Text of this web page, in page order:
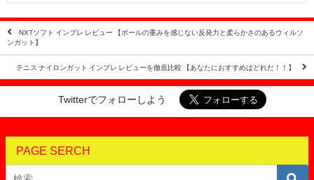
NXTソフト インプレ レビュー 【ボールの重みを感じない反発力と柔らかさのあるウィルソ
ンガット】
テニス ナイロンガット インプレ レビューを徹底比較 【あなたにおすすめはどれだ！！】
Twitterでフォローしよう
PAGE SERCH